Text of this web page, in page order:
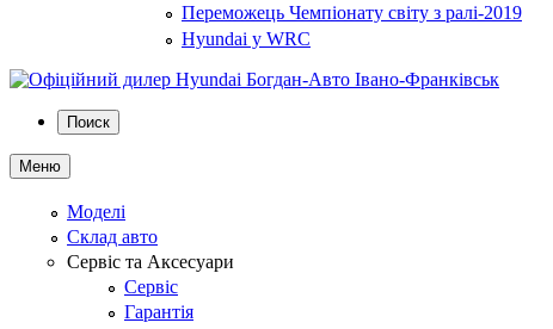
Переможець Чемпіонату світу з ралі-2019
Hyundai у WRC
Поиск
Меню
Моделі
Склад авто
Сервіс та Аксесуари
Сервіс
Гарантія